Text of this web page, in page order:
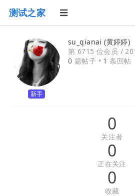
测试之家
新手
su_qianai (黄婷婷)
第 6715 位会员 /
0 篇帖子 • 1 条回帖
0
关注者
0
正在关注
0
收藏